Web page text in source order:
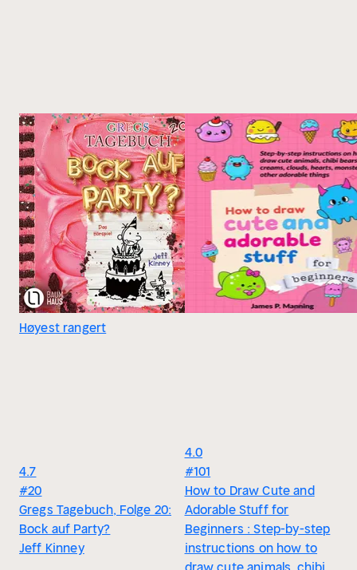
Høyest rangert
4.7
#20
Gregs Tagebuch, Folge 20:
Bock auf Party?
Jeff Kinney
4.0
#101
How to Draw Cute and
Adorable Stuff for
Beginners : Step-by-step
instructions on how to
draw cute animals, chibi